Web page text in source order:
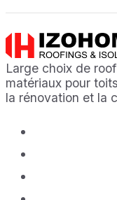
Large choix de
matériaux pour
la rénovation et la